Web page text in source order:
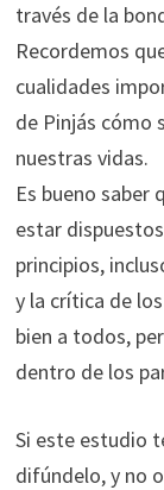
través de la
Recordemos
cualidades
de Pinjás cómo
nuestras vidas.
Es bueno saber
estar
principios,
y la crítica de
bien a todos,
dentro de los
Si este estudio
difúndelo, y no